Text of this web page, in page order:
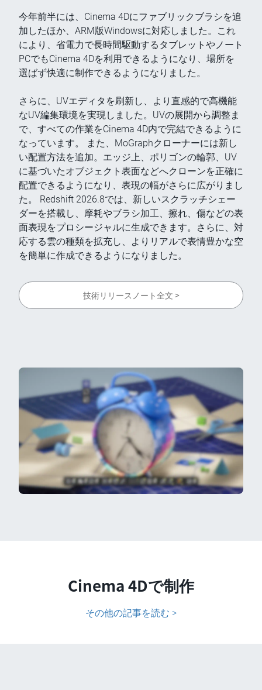
今年前半には、Cinema 4Dにファブリックブラシを追
加したほか、ARM版Windowsに対応しました。これ
により、省電力で長時間駆動するタブレットやノート
PCでもCinema 4Dを利用できるようになり、場所を
選ばず快適に制作できるようになりました。
さらに、UVエディタを刷新し、より直感的で高機能
なUV編集環境を実現しました。UVの展開から調整ま
で、すべての作業をCinema 4D内で完結できるように
なっています。 また、MoGraphクローナーには新し
い配置方法を追加。エッジ上、ポリゴンの輪郭、UV
に基づいたオブジェクト表面などへクローンを正確に
配置できるようになり、表現の幅がさらに広がりまし
た。 Redshift 2026.8では、新しいスクラッチシェー
ダーを搭載し、摩耗やブラシ加工、擦れ、傷などの表
面表現をプロシージャルに生成できます。さらに、対
応する雲の種類を拡充し、よりリアルで表情豊かな空
を簡単に作成できるようになりました。
技術リリースノート全文 >
Cinema 4Dで制作
その他の記事を読む >